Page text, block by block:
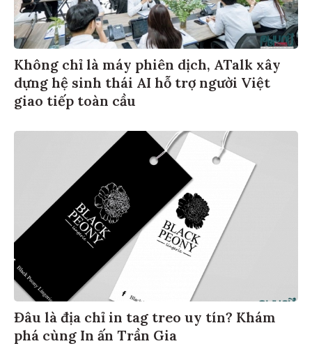
Không chỉ là máy phiên dịch, ATalk xây
dựng hệ sinh thái AI hỗ trợ người Việt
giao tiếp toàn cầu
Đâu là địa chỉ in tag treo uy tín? Khám
phá cùng In ấn Trần Gia